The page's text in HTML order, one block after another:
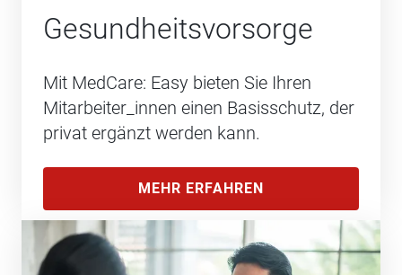
Gesundheits­vorsorge
Mit MedCare: Easy bieten Sie Ihren
Mitarbeiter_innen einen Basisschutz, der
privat ergänzt werden kann.
MEHR ERFAHREN